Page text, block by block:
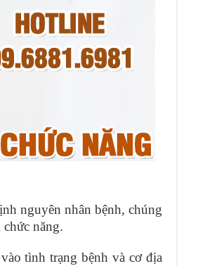
nguyên nhân bệnh, chúng
năng.
tình trạng bệnh và cơ địa